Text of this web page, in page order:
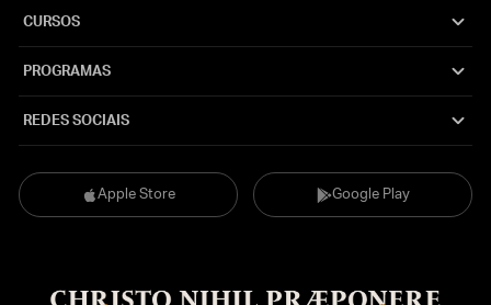
Apple Store Google Play
CURSOS
PROGRAMAS
REDES SOCIAIS